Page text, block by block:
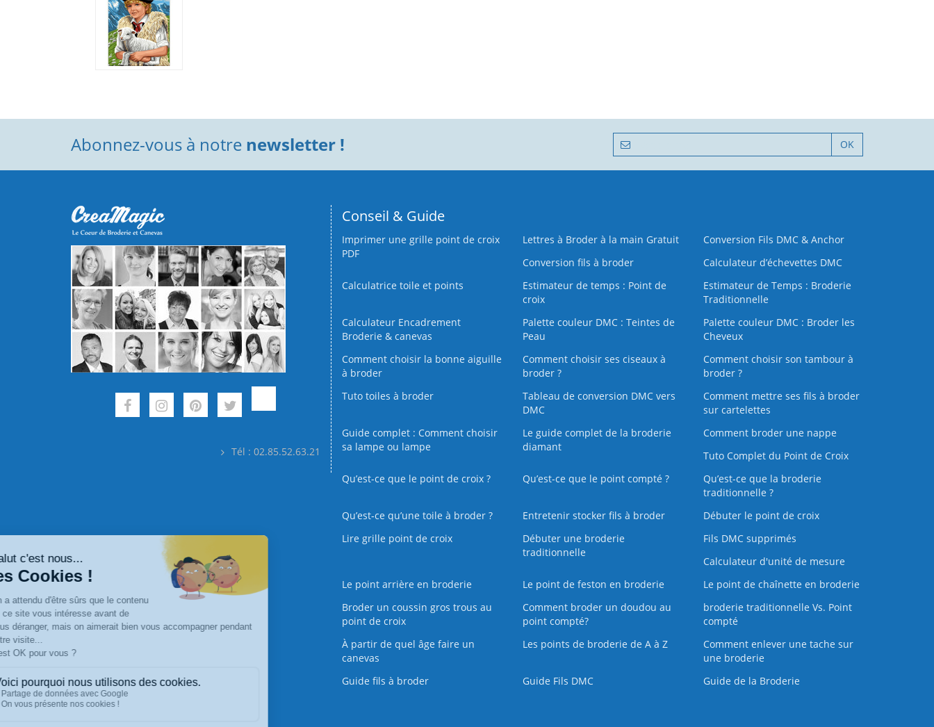
Abonnez-vous à notre newsletter ! OK
Tél : 02.85.52.63.21
Conseil & Guide
Imprimer une grille point de croix
PDF
Lettres à Broder à la main Gratuit
Conversion Fils DMC & Anchor
Conversion fils à broder
Calculateur d’échevettes DMC
Calculatrice toile et points
Estimateur de temps : Point de
croix
Estimateur de Temps : Broderie
Traditionnelle
Calculateur Encadrement
Broderie & canevas
Palette couleur DMC : Teintes de
Peau
Palette couleur DMC : Broder les
Cheveux
Comment choisir la bonne aiguille
à broder
Comment choisir ses ciseaux à
broder ?
Comment choisir son tambour à
broder ?
Tuto toiles à broder
Tableau de conversion DMC vers
DMC
Comment mettre ses fils à broder
sur cartelettes
Guide complet : Comment choisir
sa lampe ou lampe
Le guide complet de la broderie
diamant
Comment broder une nappe
Tuto Complet du Point de Croix
Qu’est-ce que le point de croix ?
Qu’est-ce que le point compté ?
Qu’est-ce que la broderie
traditionnelle ?
Qu’est‑ce qu’une toile à broder ?
Entretenir stocker fils à broder
Débuter le point de croix
Lire grille point de croix
Débuter une broderie
traditionnelle
Fils DMC supprimés
Calculateur d'unité de mesure
Le point arrière en broderie
Le point de feston en broderie
Le point de chaînette en broderie
Broder un coussin gros trous au
point de croix
Comment broder un doudou au
point compté?
broderie traditionnelle Vs. Point
compté
À partir de quel âge faire un
canevas
Les points de broderie de A à Z
Comment enlever une tache sur
une broderie
Guide fils à broder
Guide Fils DMC Guide de la Broderie